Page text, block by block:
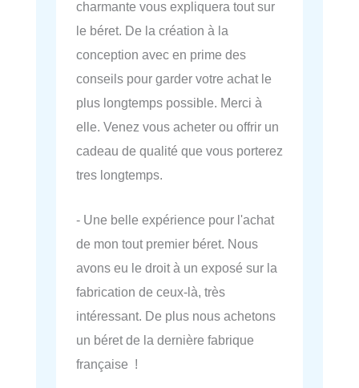
charmante vous expliquera tout sur
le béret. De la création à la
conception avec en prime des
conseils pour garder votre achat le
plus longtemps possible. Merci à
elle. Venez vous acheter ou offrir un
cadeau de qualité que vous porterez
tres longtemps.
- Une belle expérience pour l'achat
de mon tout premier béret. Nous
avons eu le droit à un exposé sur la
fabrication de ceux-là, très
intéressant. De plus nous achetons
un béret de la dernière fabrique
française !